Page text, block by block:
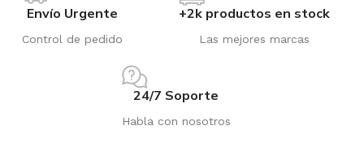
Envío Urgente
Control de pedido
+2k productos en stock
Las mejores marcas
24/7 Soporte
Habla con nosotros